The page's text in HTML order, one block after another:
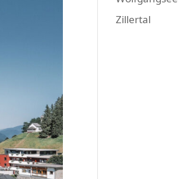
Zillertal